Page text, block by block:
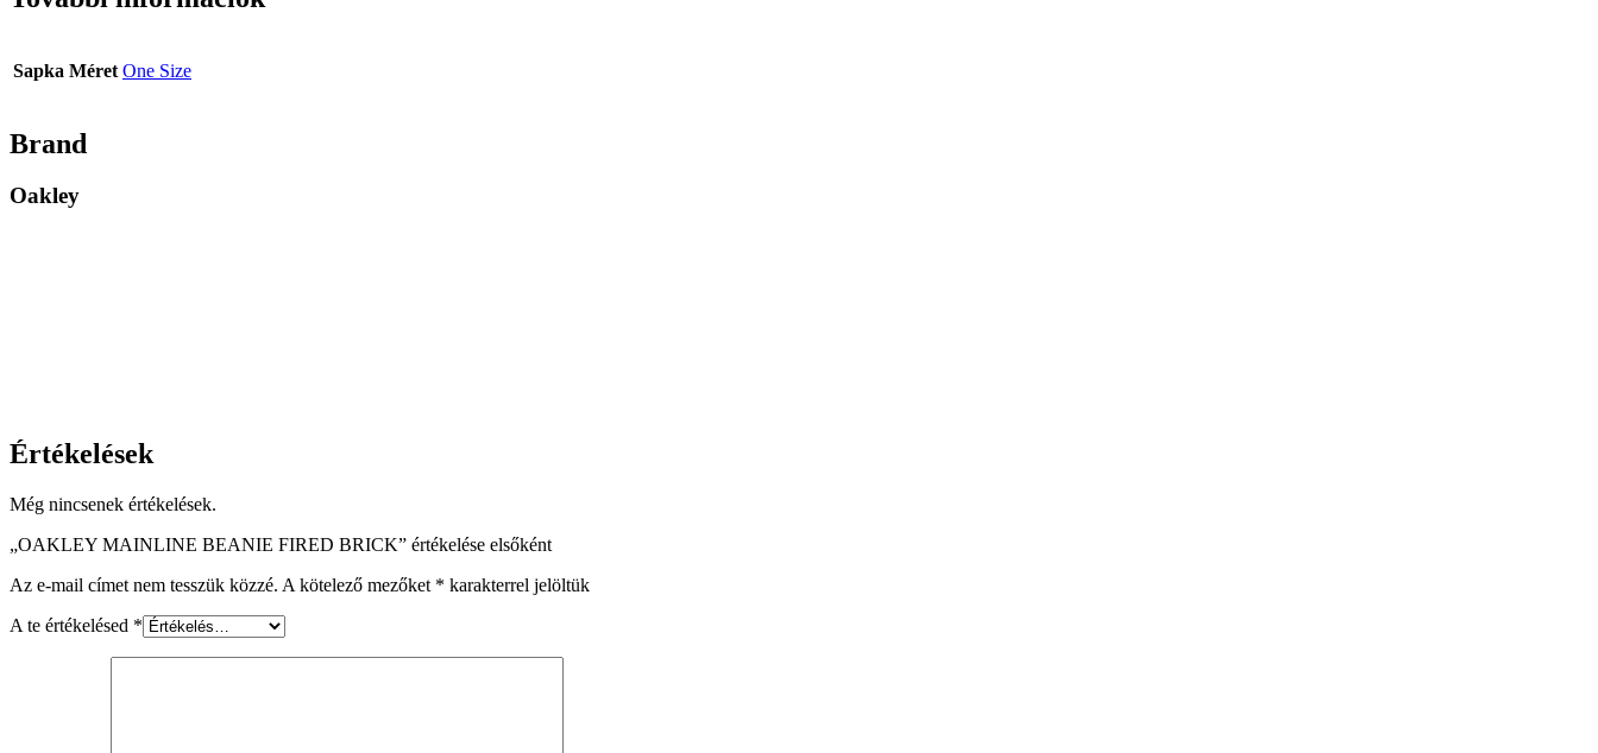
Sapka Méret One Size
Brand
Oakley
Értékelések
Még nincsenek értékelések.
„OAKLEY MAINLINE BEANIE FIRED BRICK” értékelése elsőként
Az e-mail címet nem tesszük közzé. A kötelező mezőket * karakterrel jelöltük
A te értékelésed *